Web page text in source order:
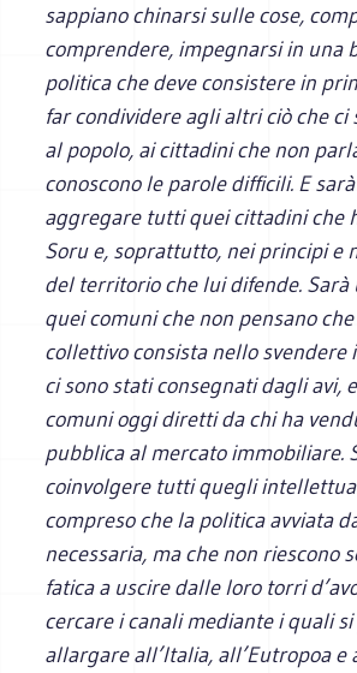
sappiano chinarsi sulle cose,
comprendere, impegnarsi in una
politica che deve consistere in
far condividere agli altri ciò che ci
al popolo, ai cittadini che non
conoscono le parole difficili. E
aggregare tutti quei cittadini che
Soru e, soprattutto, nei principi e
del territorio che lui difende.
quei comuni che non pensano
collettivo consista nello svendere
ci sono stati consegnati dagli avi,
comuni oggi diretti da chi ha
pubblica al mercato immobiliare.
coinvolgere tutti quegli
compreso che la politica avviata
necessaria, ma che non riescono
fatica a uscire dalle loro torri
cercare i canali mediante i quali si
allargare all’Italia, all’Eutropoa e